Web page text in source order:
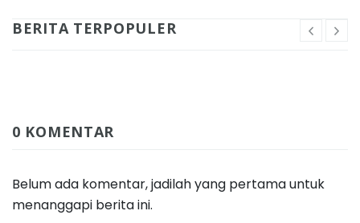
BERITA TERPOPULER
0 KOMENTAR
Belum ada komentar, jadilah yang pertama untuk
menanggapi berita ini.